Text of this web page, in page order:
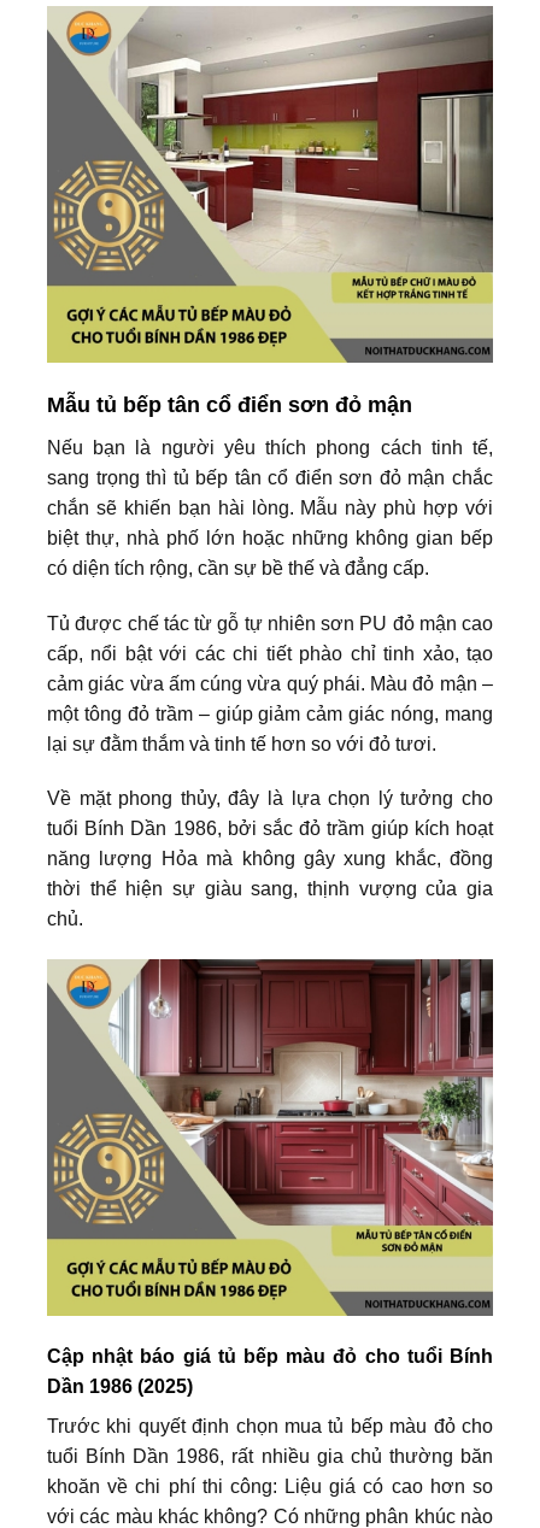
Mẫu tủ bếp tân cổ điển sơn đỏ mận
Nếu bạn là người yêu thích phong cách tinh tế,
sang trọng thì tủ bếp tân cổ điển sơn đỏ mận chắc
chắn sẽ khiến bạn hài lòng. Mẫu này phù hợp với
biệt thự, nhà phố lớn hoặc những không gian bếp
có diện tích rộng, cần sự bề thế và đẳng cấp.
Tủ được chế tác từ gỗ tự nhiên sơn PU đỏ mận cao
cấp, nổi bật với các chi tiết phào chỉ tinh xảo, tạo
cảm giác vừa ấm cúng vừa quý phái. Màu đỏ mận –
một tông đỏ trầm – giúp giảm cảm giác nóng, mang
lại sự đằm thắm và tinh tế hơn so với đỏ tươi.
Về mặt phong thủy, đây là lựa chọn lý tưởng cho
tuổi Bính Dần 1986, bởi sắc đỏ trầm giúp kích hoạt
năng lượng Hỏa mà không gây xung khắc, đồng
thời thể hiện sự giàu sang, thịnh vượng của gia
chủ.
Cập nhật báo giá tủ bếp màu đỏ cho tuổi Bính
Dần 1986 (2025)
Trước khi quyết định chọn mua tủ bếp màu đỏ cho
tuổi Bính Dần 1986, rất nhiều gia chủ thường băn
khoăn về chi phí thi công: Liệu giá có cao hơn so
với các màu khác không? Có những phân khúc nào